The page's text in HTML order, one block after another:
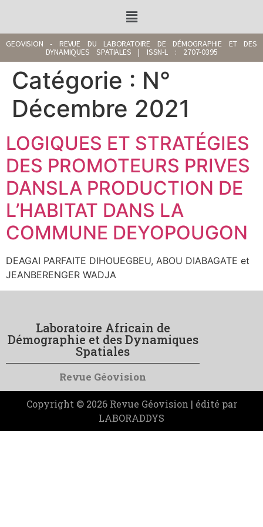
GEOVISION - REVUE DU LABORATOIRE DE DÉMOGRAPHIE ET DES
DYNAMIQUES SPATIALES | ISSN-L : 2707-0395
Catégorie : N°
Décembre 2021
LOGIQUES ET STRATÉGIES
DES PROMOTEURS PRIVES
DANSLA PRODUCTION DE
L’HABITAT DANS LA
COMMUNE DEYOPOUGON
DEAGAI PARFAITE DIHOUEGBEU, ABOU DIABAGATE et
JEANBERENGER WADJA
Laboratoire Africain de
Démographie et des Dynamiques
Spatiales
Revue Géovision
Copyright © 2026 Revue Géovision | édité par
LABORADDYS